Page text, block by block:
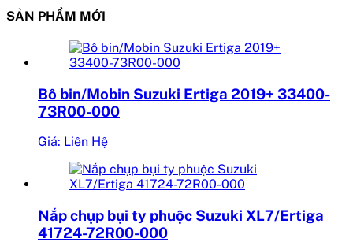
SẢN PHẨM MỚI
Bô bin/Mobin Suzuki Ertiga 2019+ 33400-
73R00-000
Giá: Liên Hệ
Nắp chụp bụi ty phuộc Suzuki XL7/Ertiga
41724-72R00-000